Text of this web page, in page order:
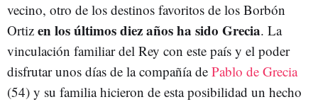
vecino, otro de los destinos favoritos de los Borbón
Ortiz en los últimos diez años ha sido Grecia. La
vinculación familiar del Rey con este país y el poder
disfrutar unos días de la compañía de Pablo de Grecia
(54) y su familia hicieron de esta posibilidad un hecho